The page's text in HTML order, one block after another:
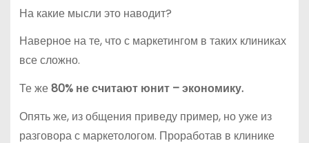
На какие мысли это наводит?
Наверное на те, что с маркетингом в таких клиниках
все сложно.
Те же80% не считают юнит – экономику.
Опять же, из общения приведу пример, но уже из
разговора с маркетологом. Проработав в клинике